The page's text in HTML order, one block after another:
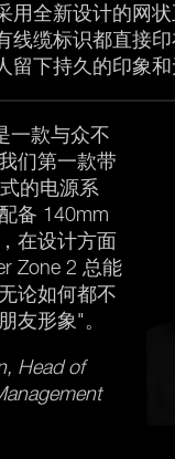
用全新设计的网
线缆标识都直接
留下持久的印象和
一款与众不
们第一款带
的电源系
备 140mm
在设计方面
Zone 2 总能
论如何都不
友形象"。
Head of